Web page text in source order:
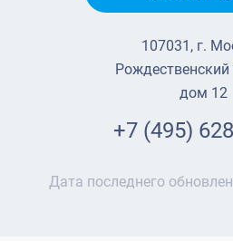
107031, г.
Рождественский
дом 12
+7 (495)
Дата последнего